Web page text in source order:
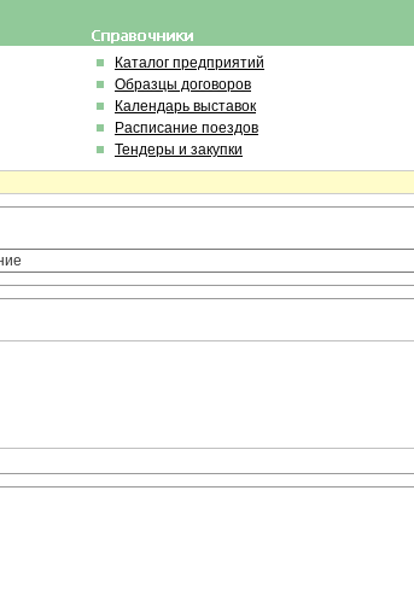
Каталог предприятий
Образцы договоров
Календарь выставок
Расписание поездов
Тендеры и закупки